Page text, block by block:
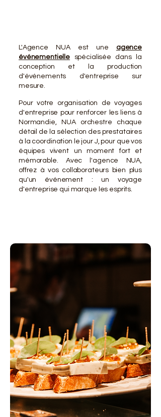
L'Agence NUA est une agence
événementielle
spécialisée dans la
conception et la production
d'événements d'entreprise sur
mesure.
Pour votre organisation de voyages
d'entreprise pour renforcer les liens à
Normandie, NUA orchestre chaque
détail de la sélection des prestataires
à la coordination le jour J, pour que vos
équipes vivent un moment fort et
mémorable. Avec l'agence NUA,
offrez à vos collaborateurs bien plus
qu'un événement : un voyage
d'entreprise qui marque les esprits.